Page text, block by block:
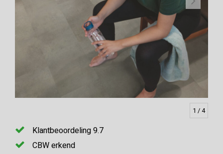
1 / 4
Klantbeoordeling 9.7
CBW erkend